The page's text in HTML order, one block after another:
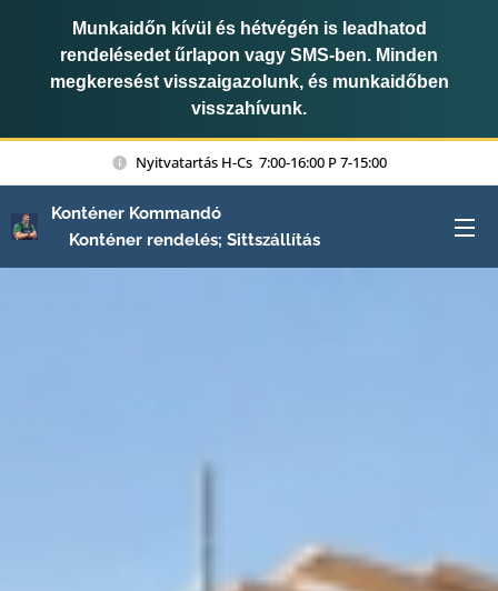
Munkaidőn kívül és hétvégén is leadhatod
rendelésedet űrlapon vagy SMS-ben. Minden
megkeresést visszaigazolunk, és munkaidőben
visszahívunk.
Nyitvatartás H-Cs 7:00-16:00 P 7-15:00
Konténer Kommandó
Konténer rendelés; Sittszállítás